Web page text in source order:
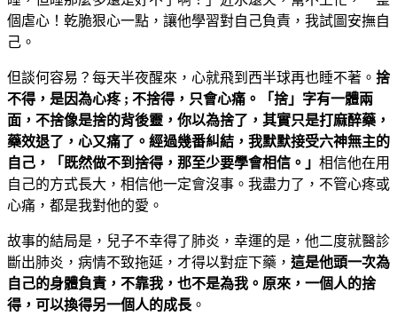
個虐心！乾脆狠心一點，讓他學習對自己負責，我試圖安撫自
己。
但談何容易？每天半夜醒來，心就飛到西半球再也睡不著。 捨
不得，是因為心疼; 不捨得，只會心痛。「捨」字有一體兩
面，不捨像是捨的背後靈，你以為捨了，其實只是打麻醉藥，
藥效退了，心又痛了。經過幾番糾結，我默默接受六神無主的
自己，「既然做不到捨得，那至少要學會相信。」 相信他在用
自己的方式長大，相信他一定會沒事。我盡力了，不管心疼或
心痛，都是我對他的愛。
故事的結局是，兒子不幸得了肺炎，幸運的是，他二度就醫診
斷出肺炎，病情不致拖延，才得以對症下藥， 這是他頭一次為
自己的身體負責，不靠我，也不是為我。原來，一個人的捨
得，可以換得另一個人的成長 。